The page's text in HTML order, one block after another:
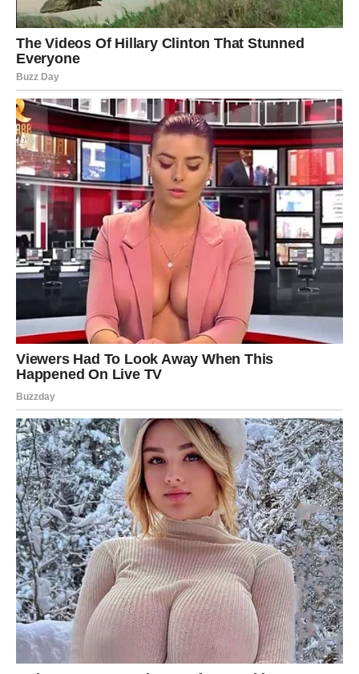
Prije posluživanja, pospite kolač s malonaribane
limunove koriceza dodatni citrusni okus.
Ovaj osvježavajući kolač
njegova priprema jednostavna je i brza, idealna za sve
ljubitelje citrusa.
BONUS savjet: Njegovanje stabla novca
za obilje i prosperitet
Stablo novca, poznato kaoKrasula, cijenjena je biljka u
feng shuijujer se vjeruje da donosi obilje i prosperitet.
Njeno njegovanje s prirodnim sastojcima može pomoći u
poticanju rasta i cvjetanja.
Kako se brinuti o Krasuli?
Pravilna njegauključuje zalijevanje biljke i
osiguravanje dovoljno svjetla. Iako biljka nije
zahtjevna,pravilna prehranaključna je za njen rast.
Dodavanje kalcija i fosfora : Ljuske jaja bogate su
kalcijem, što je odlično za rast korijena i razvoj novih